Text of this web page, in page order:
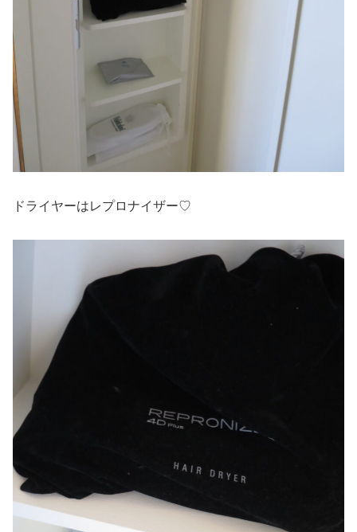
ドライヤーはレプロナイザー♡